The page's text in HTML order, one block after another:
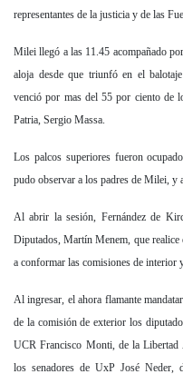
representantes de la justicia y de las
Milei llegó a las 11.45 acompañado
aloja desde que triunfó en el
venció por mas del 55 por ciento de
Patria, Sergio Massa.
Los palcos superiores fueron
pudo observar a los padres de Milei, y
Al abrir la sesión, Fernández de
Diputados, Martín Menem, que
a conformar las comisiones de interior
Al ingresar, el ahora flamante
de la comisión de exterior los
UCR Francisco Monti, de la
los senadores de UxP José Neder,